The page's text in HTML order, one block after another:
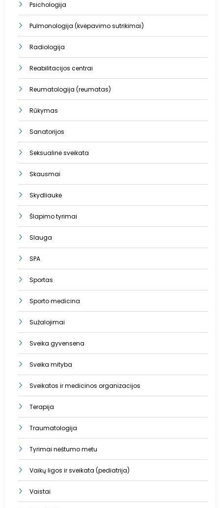
Psichologija
Pulmonologija (kvėpavimo sutrikimai)
Radiologija
Reabilitacijos centrai
Reumatologija (reumatas)
Rūkymas
Sanatorijos
Seksualinė sveikata
Skausmai
Skydliaukė
Šlapimo tyrimai
Slauga
SPA
Sportas
Sporto medicina
Sužalojimai
Sveika gyvensena
Sveika mityba
Sveikatos ir medicinos organizacijos
Terapija
Traumatologija
Tyrimai nėštumo metu
Vaikų ligos ir sveikata (pediatrija)
Vaistai